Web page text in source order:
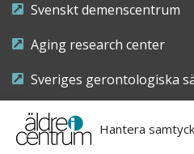
Hantera
Svenskt demenscentrum
Aging research center
Sveriges gerontologiska
Riksföreningen för
demensvård